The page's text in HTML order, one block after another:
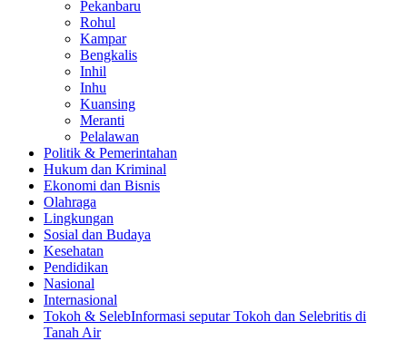
Pekanbaru
Rohul
Kampar
Bengkalis
Inhil
Inhu
Kuansing
Meranti
Pelalawan
Politik & Pemerintahan
Hukum dan Kriminal
Ekonomi dan Bisnis
Olahraga
Lingkungan
Sosial dan Budaya
Kesehatan
Pendidikan
Nasional
Internasional
Tokoh & SelebInformasi seputar Tokoh dan Selebritis di
Tanah Air